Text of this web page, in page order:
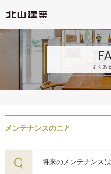
よくあ
メンテナンスのこと
Q 将来のメンテナンス